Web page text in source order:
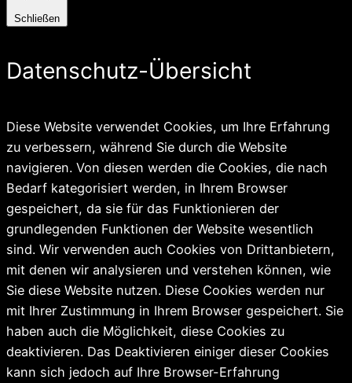
Schließen
Datenschutz-Übersicht
Diese Website verwendet Cookies, um Ihre Erfahrung
zu verbessern, während Sie durch die Website
navigieren. Von diesen werden die Cookies, die nach
Bedarf kategorisiert werden, in Ihrem Browser
gespeichert, da sie für das Funktionieren der
grundlegenden Funktionen der Website wesentlich
sind. Wir verwenden auch Cookies von Drittanbietern,
mit denen wir analysieren und verstehen können, wie
Sie diese Website nutzen. Diese Cookies werden nur
mit Ihrer Zustimmung in Ihrem Browser gespeichert. Sie
haben auch die Möglichkeit, diese Cookies zu
deaktivieren. Das Deaktivieren einiger dieser Cookies
kann sich jedoch auf Ihre Browser-Erfahrung